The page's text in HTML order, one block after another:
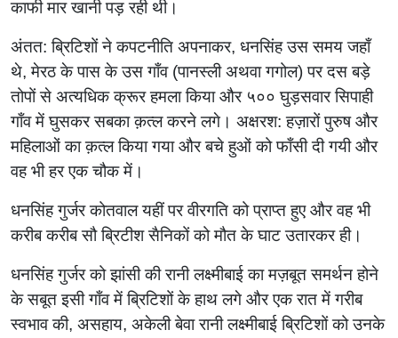
काफी मार खानी पड़ रही थी।
अंतत: ब्रिटिशों ने कपटनीति अपनाकर, धनसिंह उस समय जहाँ
थे, मेरठ के पास के उस गाँव (पानस्ली अथवा गगोल) पर दस बड़े
तोपों से अत्यधिक क्रूर हमला किया और ५०० घुड़सवार सिपाही
गाँव में घुसकर सबका क़त्ल करने लगे। अक्षरश: हज़ारों पुरुष और
महिलाओं का क़त्ल किया गया और बचे हुओं को फाँसी दी गयी और
वह भी हर एक चौक में।
धनसिंह गुर्जर कोतवाल यहीं पर वीरगति को प्राप्त हुए और वह भी
करीब करीब सौ ब्रिटीश सैनिकों को मौत के घाट उतारकर ही।
धनसिंह गुर्जर को झांसी की रानी लक्ष्मीबाई का मज़बूत समर्थन होने
के सबूत इसी गाँव में ब्रिटिशों के हाथ लगे और एक रात में गरीब
स्वभाव की, असहाय, अकेली बेवा रानी लक्ष्मीबाई ब्रिटिशों को उनके